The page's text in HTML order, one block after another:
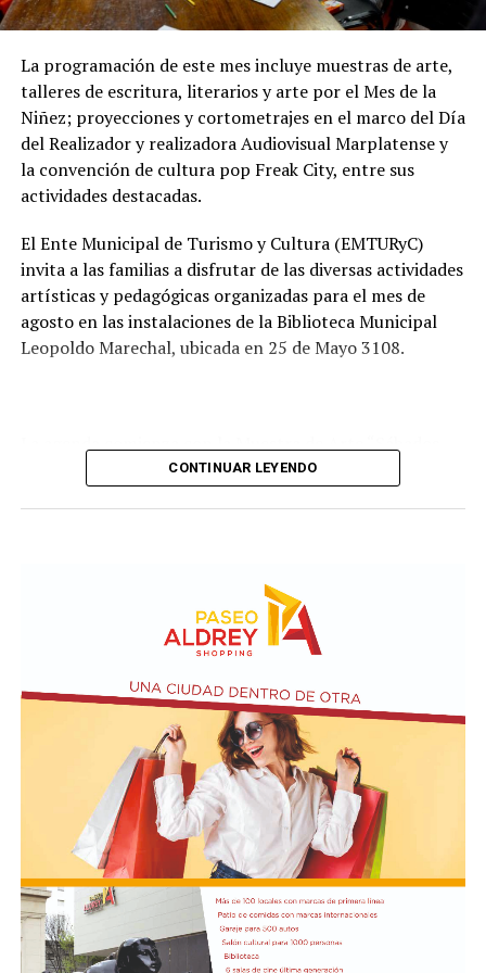
preservar las napas de agua subterránea, además de
mejorar las condiciones de higiene y salubridad para los
vecinos.
Tras la apertura de sobres, el expediente continuará su
recorrido administrativo con la intervención de la
Comisión de Estudio de Ofertas y Adjudicación, que
tendrá a su cargo la evaluación de las propuestas
obra.
La programación de este mes incluye muestras de arte,
talleres de escritura, literarios y arte por el Mes de la
Niñez; proyecciones y cortometrajes en el marco del Día
del Realizador y realizadora Audiovisual Marplatense y
la convención de cultura pop Freak City, entre sus
actividades destacadas.
El Ente Municipal de Turismo y Cultura (EMTURyC)
invita a las familias a disfrutar de las diversas actividades
artísticas y pedagógicas organizadas para el mes de
agosto en las instalaciones de la Biblioteca Municipal
Leopoldo Marechal, ubicada en 25 de Mayo 3108.
Culturales”, a cargo del grupo Cul Mardel, que se podrá
10 a 12 en la Biblioteca de Autores Marplatenses,
ubicada en el primer piso del edificio.
En relación al Ciclo Mes de la Niñez, este viernes 7 de
agosto a las 17:30 se presentarán “Los cuentos de
Charo” y la narración de poesías populares infantiles a
cargo de María del Rosario Gerez Martínez.
En tanto, el viernes 21 a las 17:30 se desarrollará “El
Cerebro Mágico: construyendo preguntas, respuestas y
circuitos”, a cargo de María Paula Algote. Se trata de un
taller práctico de arte, ciencia y tecnología en el que al
finalizar cada participante se lleva su propia creación
CONTINUAR LEYENDO